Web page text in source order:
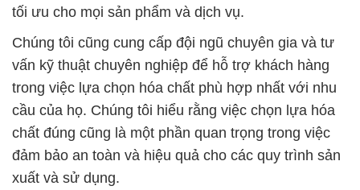
tối ưu cho mọi sản phẩm và dịch vụ.
Chúng tôi cũng cung cấp đội ngũ chuyên gia và tư
vấn kỹ thuật chuyên nghiệp để hỗ trợ khách hàng
trong việc lựa chọn hóa chất phù hợp nhất với nhu
cầu của họ. Chúng tôi hiểu rằng việc chọn lựa hóa
chất đúng cũng là một phần quan trọng trong việc
đảm bảo an toàn và hiệu quả cho các quy trình sản
xuất và sử dụng.